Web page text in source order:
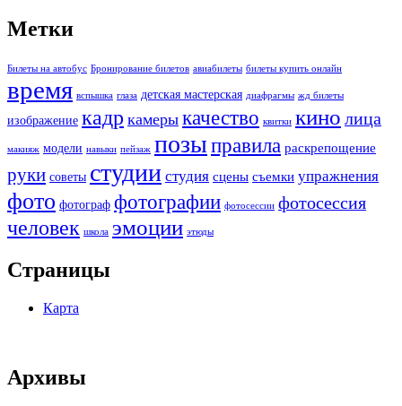
Метки
Билеты на автобус Бронирование билетов авиабилеты билеты купить онлайн
время вспышка глаза детская мастерская диафрагмы жд билеты
изображение кадр камеры качество квитки кино лица
макияж модели навыки пейзаж позыправила раскрепощение
руки советы студии студия сцены съемки упражнения
фото фотограф фотографии фотосессии фотосессия
человек школа эмоции этюды
Страницы
Карта
Архивы